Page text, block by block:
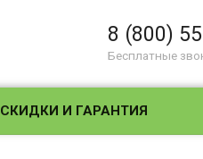
8 (800)
Бесплатные
СКИДКИ И ГАРАНТИЯ